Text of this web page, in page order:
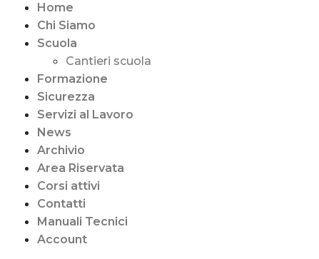
Home
Chi Siamo
Scuola
Cantieri scuola
Formazione
Sicurezza
Servizi al Lavoro
News
Archivio
Area Riservata
Corsi attivi
Contatti
Manuali Tecnici
Account